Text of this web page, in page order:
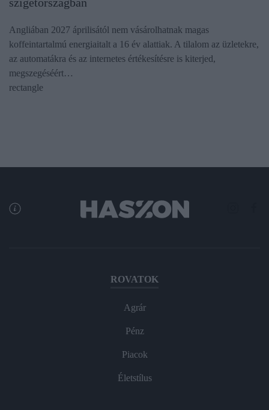
Angliában 2027 áprilisától nem vásárolhatnak magas
koffeintartalmú energiaitalt a 16 év alattiak. A tilalom az üzletekre,
az automatákra és az internetes értékesítésre is kiterjed,
megszegéséért…
rectangle
ROVATOK
Agrár
Pénz
Piacok
Életstílus